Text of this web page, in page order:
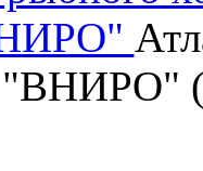
"ВНИРО"